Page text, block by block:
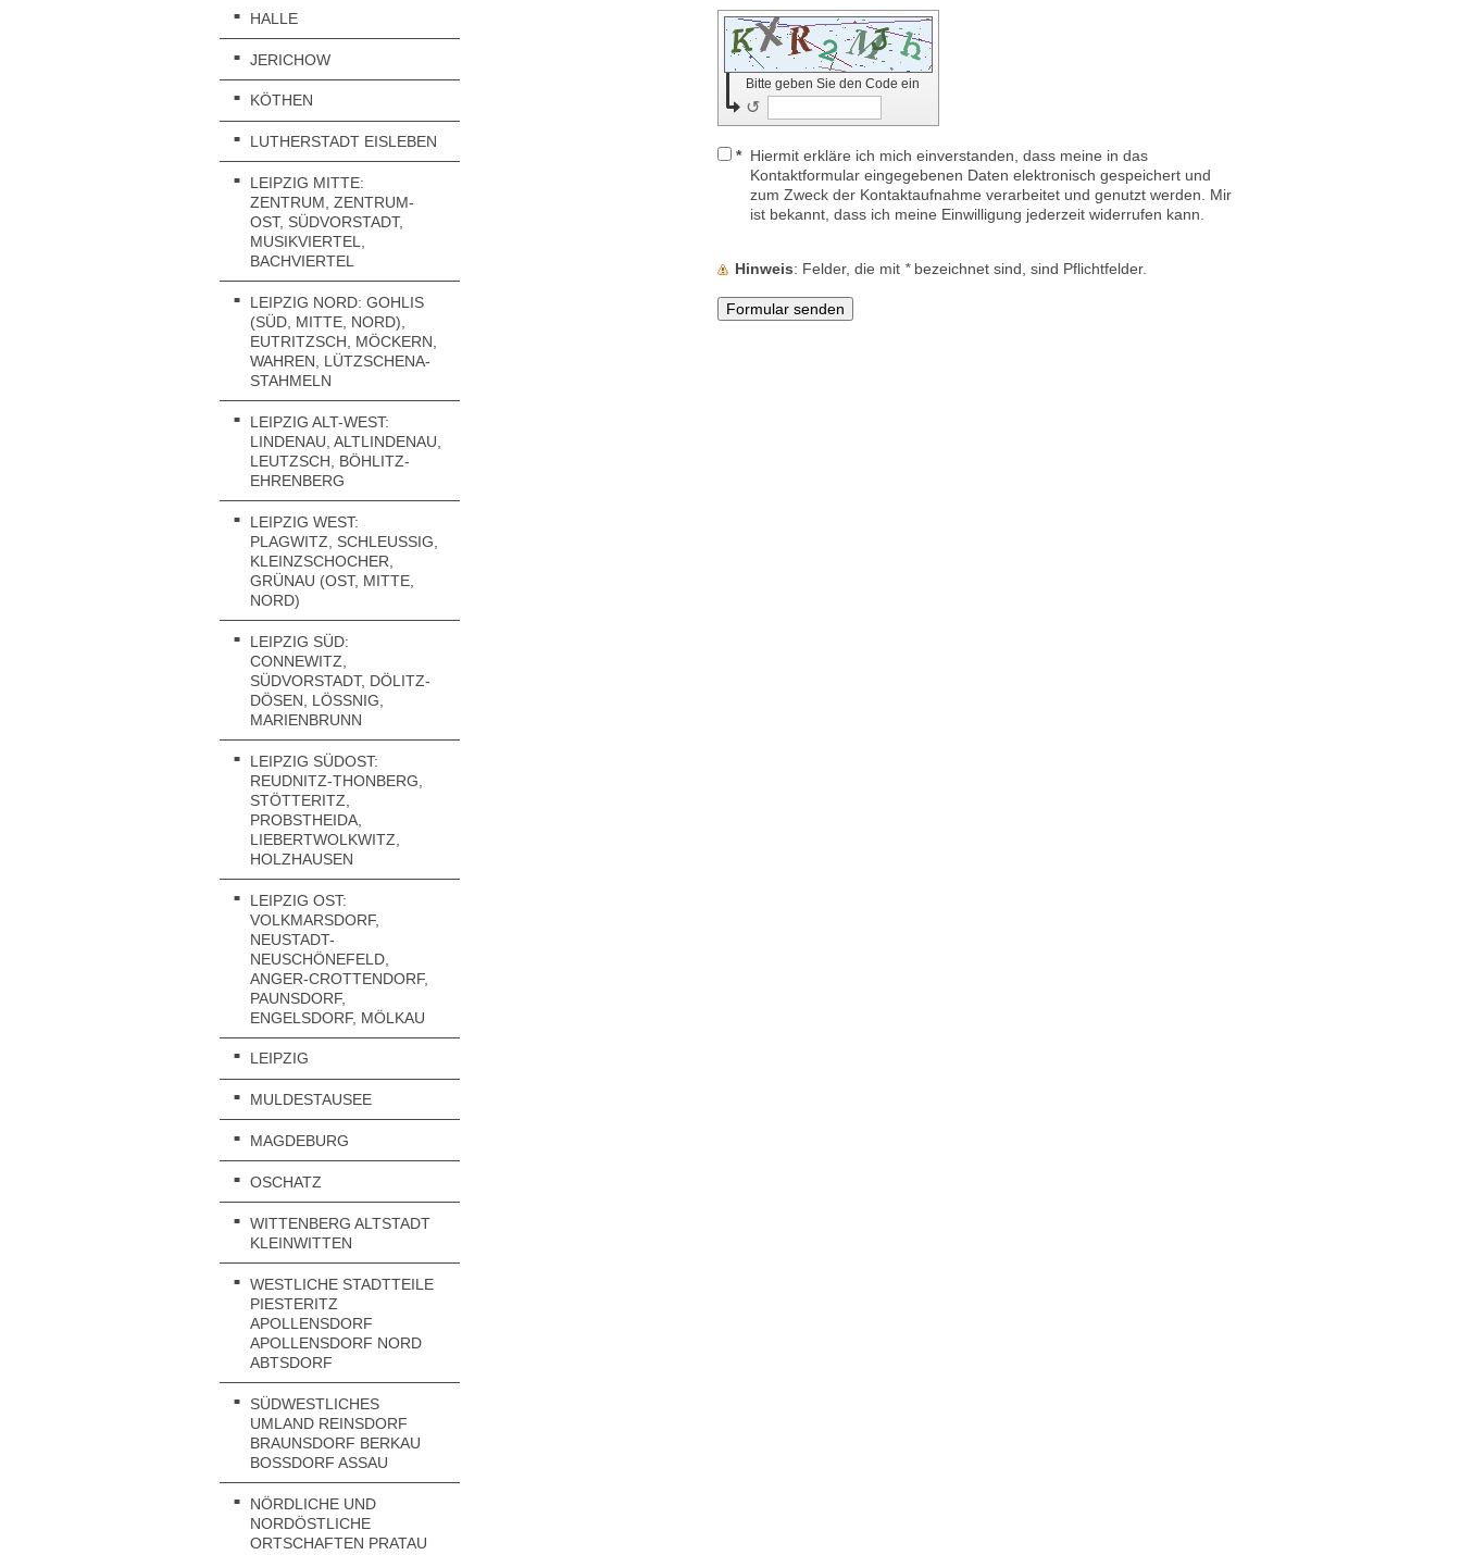
HALLE
JERICHOW
KÖTHEN
LUTHERSTADT EISLEBEN
LEIPZIG MITTE:
ZENTRUM, ZENTRUM-
OST, SÜDVORSTADT,
MUSIKVIERTEL,
BACHVIERTEL
LEIPZIG NORD: GOHLIS
(SÜD, MITTE, NORD),
EUTRITZSCH, MÖCKERN,
WAHREN, LÜTZSCHENA-
STAHMELN
LEIPZIG ALT-WEST:
LINDENAU, ALTLINDENAU,
LEUTZSCH, BÖHLITZ-
EHRENBERG
LEIPZIG WEST:
PLAGWITZ, SCHLEUSSIG, K
LEINZSCHOCHER, G
RÜNAU (OST, MITTE, N
ORD)
LEIPZIG SÜD:
CONNEWITZ,
SÜDVORSTADT, DÖLITZ-
DÖSEN, LÖSSNIG, M
ARIENBRUNN
LEIPZIG SÜDOST:
REUDNITZ-THONBERG,
STÖTTERITZ,
PROBSTHEIDA,
LIEBERTWOLKWITZ,
HOLZHAUSEN
LEIPZIG OST:
VOLKMARSDORF,
NEUSTADT-
NEUSCHÖNEFELD,
ANGER-CROTTENDORF,
PAUNSDORF,
ENGELSDORF, MÖLKAU
LEIPZIG
MULDESTAUSEE
MAGDEBURG
OSCHATZ
WITTENBERG ALTSTADT
KLEINWITTEN
WESTLICHE STADTTEILE
PIESTERITZ
APOLLENSDORF
APOLLENSDORF NORD
ABTSDORF
SÜDWESTLICHES
UMLAND REINSDORF
BRAUNSDORF BERKAU
BOSSDORF ASSAU
NÖRDLICHE UND
NORDÖSTLICHE
ORTSCHAFTEN PRATAU
Bitte geben Sie den Code ein
↺
* Hiermit erkläre ich mich einverstanden, dass meine in das
Kontaktformular eingegebenen Daten elektronisch gespeichert und
zum Zweck der Kontaktaufnahme verarbeitet und genutzt werden. Mir
ist bekannt, dass ich meine Einwilligung jederzeit widerrufen kann.
Hinweis : Felder, die mit *bezeichnet sind, sind Pflichtfelder.